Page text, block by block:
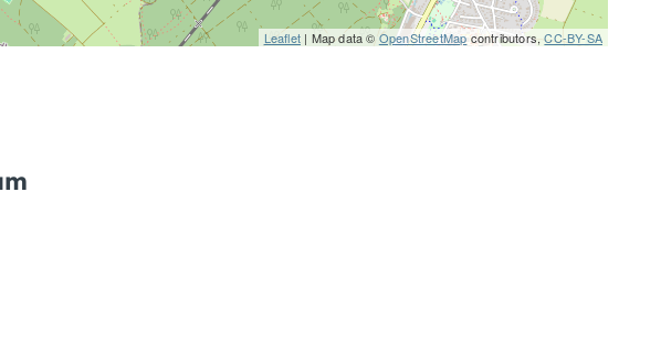
Leaflet| Map data © OpenStreetMapcontributors,CC-BY-SA